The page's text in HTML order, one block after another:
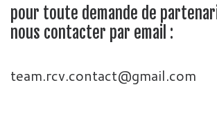
pour toute demande de
nous contacter par email :
team.rcv.contact@gmail.com